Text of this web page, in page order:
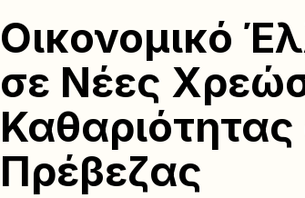
Οικονομικό
σε Νέες
Πρέβεζας